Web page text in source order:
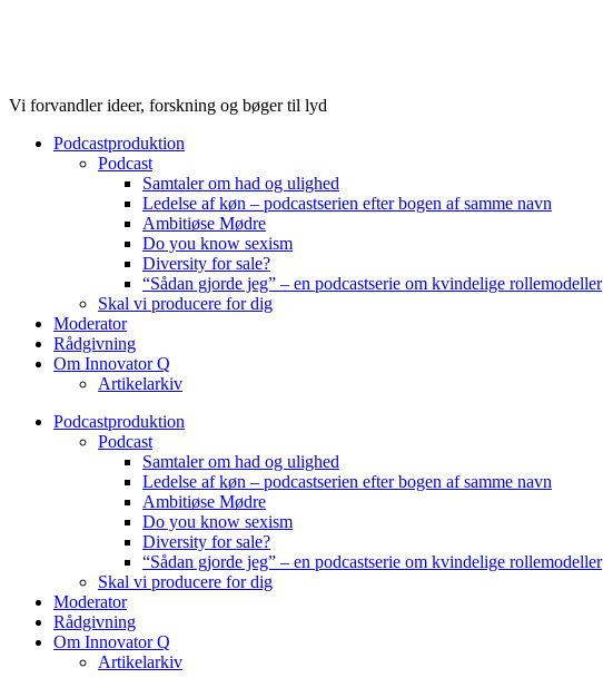
Vi forvandler ideer, forskning og bøger til lyd
Podcastproduktion
Podcast
Samtaler om had og ulighed
Ledelse af køn – podcastserien efter bogen af samme navn
Ambitiøse Mødre
Do you know sexism
Diversity for sale?
“Sådan gjorde jeg” – en podcastserie om kvindelige rollemodeller
Skal vi producere for dig
Moderator
Rådgivning
Om Innovator Q
Artikelarkiv
Podcastproduktion
Podcast
Samtaler om had og ulighed
Ledelse af køn – podcastserien efter bogen af samme navn
Ambitiøse Mødre
Do you know sexism
Diversity for sale?
“Sådan gjorde jeg” – en podcastserie om kvindelige rollemodeller
Skal vi producere for dig
Moderator
Rådgivning
Om Innovator Q
Artikelarkiv